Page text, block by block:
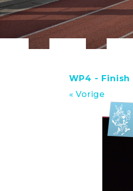
WP4 - Finish
« Vorige